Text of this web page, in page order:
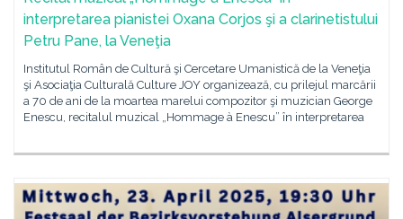
interpretarea pianistei Oxana Corjos şi a clarinetistului
Petru Pane, la Veneţia
Institutul Român de Cultură şi Cercetare Umanistică de la Veneţia
şi Asociaţia Culturală Culture JOY organizează, cu prilejul marcării
a 70 de ani de la moartea marelui compozitor şi muzician George
Enescu, recitalul muzical „Hommage à Enescu” în interpretarea